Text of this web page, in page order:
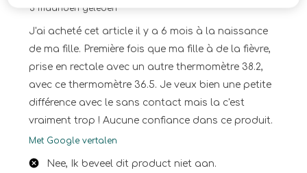
5 maanden geleden
J'ai acheté cet article il y a 6 mois à la naissance
de ma fille. Première fois que ma fille à de la fièvre,
prise en rectale avec un autre thermomètre 38.2,
avec ce thermomètre 36.5. Je veux bien une petite
différence avec le sans contact mais la c'est
vraiment trop ! Aucune confiance dans ce produit.
Met Google vertalen
Nee, Ik beveel dit product niet aan.